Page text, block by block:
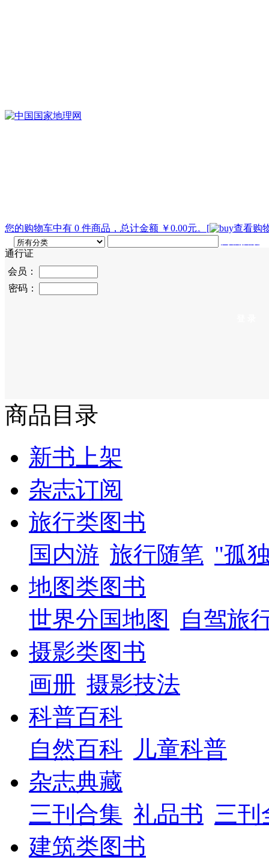
您的购物车中有 0 件商品，总计金额 ￥0.00元。 [
查看购
通行证
会员：
密码：
商品目录
新书上架
杂志订阅
旅行类图书
国内游 旅行随笔 "孤
地图类图书
世界分国地图
自驾旅
摄影类图书
画册 摄影技法
科普百科
自然百科
儿童科普
杂志典藏
三刊合集 礼品书 三刊
建筑类图书